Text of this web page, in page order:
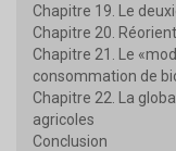
Chapitre 19. Le
Chapitre 20.
Chapitre 21. Le
consommation de
Chapitre 22. La
agricoles
Conclusion